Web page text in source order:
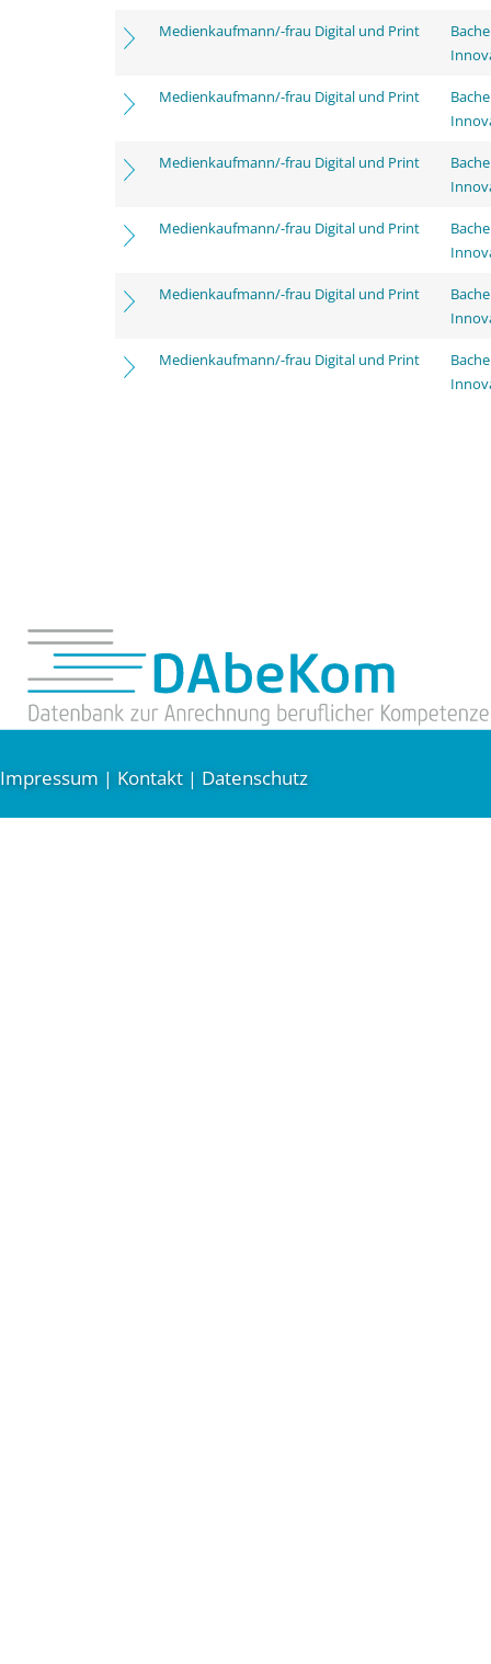
Medienkaufmann/-frau Digital und Print
Medienkaufmann/-frau Digital und Print
Medienkaufmann/-frau Digital und Print
Medienkaufmann/-frau Digital und Print
Medienkaufmann/-frau Digital und Print
Medienkaufmann/-frau Digital und Print
Impressum | Kontakt | Datenschutz